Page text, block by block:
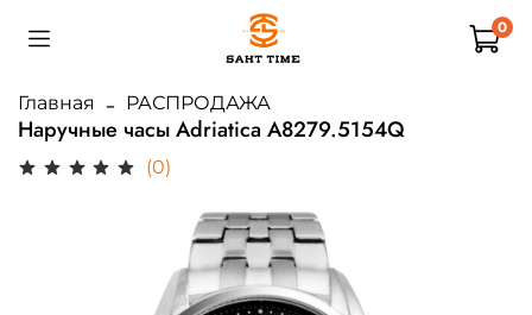
0
Главная РАСПРОДАЖА
Наручные часы Adriatica A8279.5154Q
(0)